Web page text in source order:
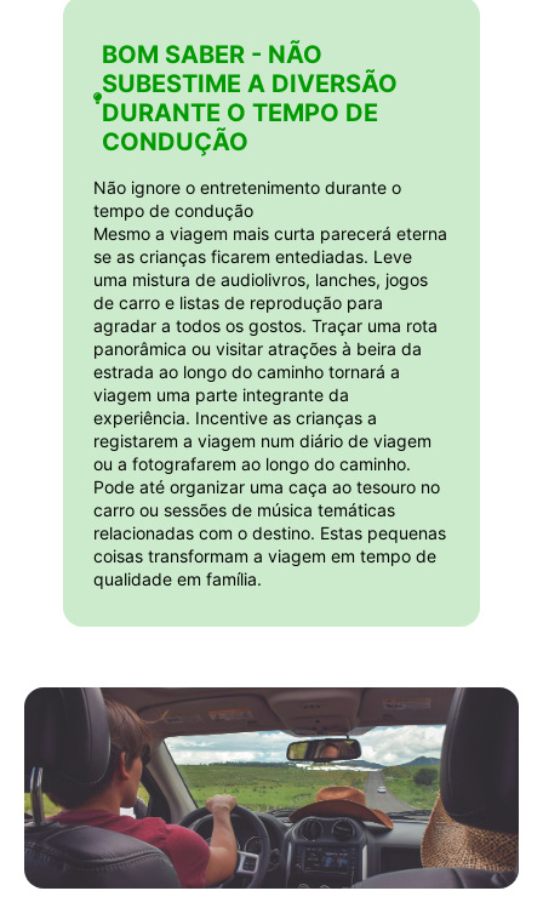
BOM SABER - NÃO
SUBESTIME A DIVERSÃO
DURANTE O TEMPO DE
CONDUÇÃO
Não ignore o entretenimento durante o
tempo de condução
Mesmo a viagem mais curta parecerá eterna
se as crianças ficarem entediadas. Leve
uma mistura de audiolivros, lanches, jogos
de carro e listas de reprodução para
agradar a todos os gostos. Traçar uma rota
panorâmica ou visitar atrações à beira da
estrada ao longo do caminho tornará a
viagem uma parte integrante da
experiência. Incentive as crianças a
registarem a viagem num diário de viagem
ou a fotografarem ao longo do caminho.
Pode até organizar uma caça ao tesouro no
carro ou sessões de música temáticas
relacionadas com o destino. Estas pequenas
coisas transformam a viagem em tempo de
qualidade em família.